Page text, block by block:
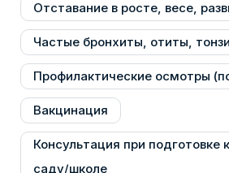
Отставание в росте, весе,
Частые бронхиты, отиты,
Профилактические осмотры
Вакцинация
Консультация при подготовке
саду/школе